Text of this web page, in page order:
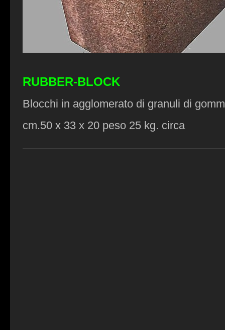
RUBBER-BLOCK
Blocchi in agglomerato di granuli di
cm.50 x 33 x 20 peso 25 kg. circa